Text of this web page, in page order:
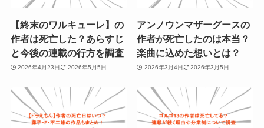
【終末のワルキューレ】の
作者は死亡した？あらすじ
と今後の連載の行方を調査
2026年4月23日 2026年5月5日
アンノウンマザーグースの
作者が死亡したのは本当？
楽曲に込めた想いとは？
2026年3月4日 2026年3月5日